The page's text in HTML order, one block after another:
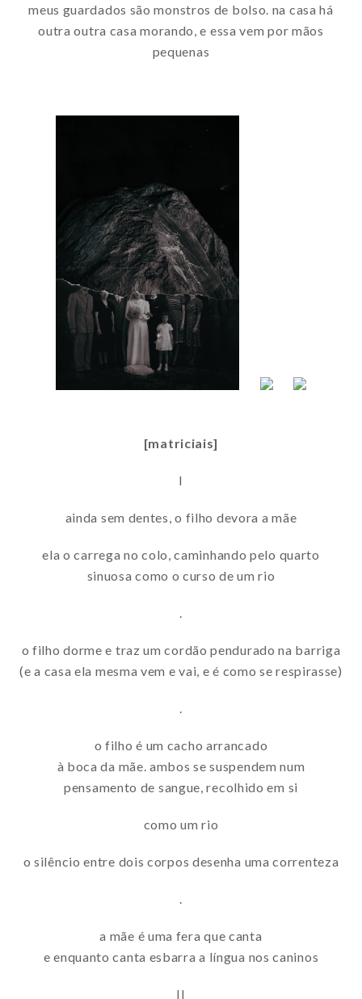
meus guardados são monstros de bolso. na casa há
outra outra casa morando, e essa vem por mãos
pequenas
[matriciais]
I
ainda sem dentes, o filho devora a mãe
ela o carrega no colo, caminhando pelo quarto
sinuosa como o curso de um rio
.
o filho dorme e traz um cordão pendurado na barriga
(e a casa ela mesma vem e vai, e é como se respirasse)
.
o filho é um cacho arrancado
à boca da mãe. ambos se suspendem num
pensamento de sangue, recolhido em si
como um rio
o silêncio entre dois corpos desenha uma correnteza
.
a mãe é uma fera que canta
e enquanto canta esbarra a língua nos caninos
II